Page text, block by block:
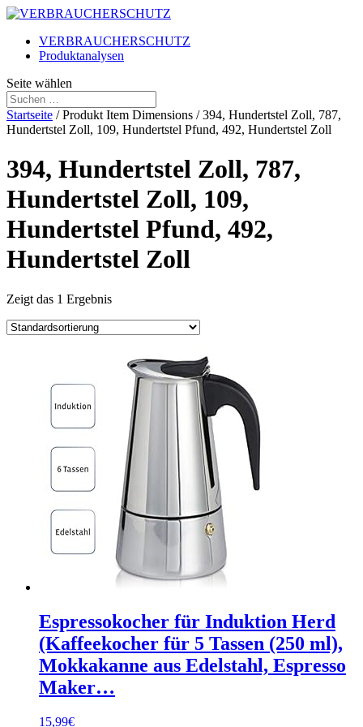
VERBRAUCHERSCHUTZ
Produktanalysen
Seite wählen
Startseite / Produkt Item Dimensions / 394, Hundertstel Zoll, 787,
Hundertstel Zoll, 109, Hundertstel Pfund, 492, Hundertstel Zoll
394, Hundertstel Zoll, 787,
Hundertstel Zoll, 109,
Hundertstel Pfund, 492,
Hundertstel Zoll
Zeigt das 1 Ergebnis
Espressokocher für Induktion Herd
(Kaffeekocher für 5 Tassen (250 ml),
Mokkakanne aus Edelstahl, Espresso
Maker…
15,99€